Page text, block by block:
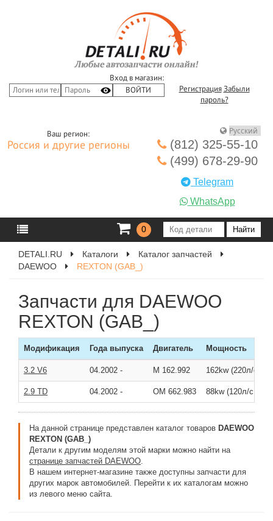
Вход в магазин:
Регистрация Забыли
пароль?
Ваш регион:
Россия и другие регионы
(812) 325-55-10
(499) 678-29-90
Telegram
WhatsApp
0
DETALI.RU Каталоги
Каталог запчастей
DAEWOO
REXTON (GAB_)
Запчасти для DAEWOO
REXTON (GAB_)
Модификация Года выпуска Двигатель Мощность
3.2 V6 04.2002 - M 162.992 162kw (220л/с )
2.9 TD 04.2002 - OM 662.983 88kw (120л/с )
На данной странице представлен каталог товаров DAEWOO
REXTON (GAB_)
Детали к другим моделям этой марки можно найти на
странице запчастей DAEWOO.
В нашем интернет-магазине также доступны запчасти для
других марок автомобилей. Перейти к их каталогам можно
из левого меню сайта.